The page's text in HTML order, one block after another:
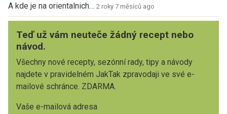
A kde je na orientalnich… 2 roky 7 měsíců ago
Teď už vám neuteče žádný recept nebo
návod.
Všechny nové recepty, sezónní rady, tipy a návody
najdete v pravidelném JakTak zpravodaji ve své e-
mailové schránce. ZDARMA.
Vaše e-mailová adresa